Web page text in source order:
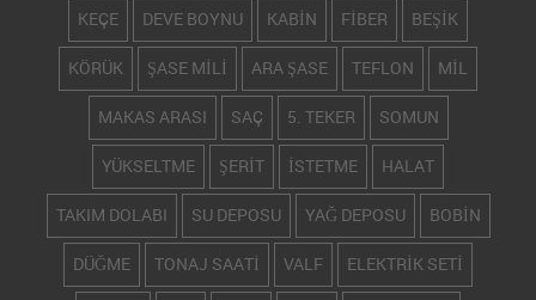
KEÇE DEVE BOYNU KABİN FİBER BEŞİK
KÖRÜK ŞASE MİLİ ARA ŞASE TEFLON MİL
MAKAS ARASI SAÇ 5. TEKER SOMUN
YÜKSELTME ŞERİT İSTETME HALAT
TAKIM DOLABI SU DEPOSU YAĞ DEPOSU BOBİN
DÜĞME TONAJ SAATİ VALF ELEKTRİK SETİ